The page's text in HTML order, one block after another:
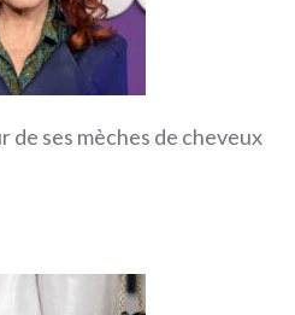
de ses mèches de cheveux